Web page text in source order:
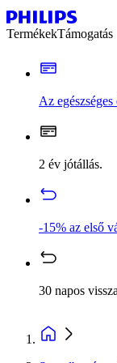
TermékekTámogatás
Az
2 év jótállás.
-15% az első
30 napos